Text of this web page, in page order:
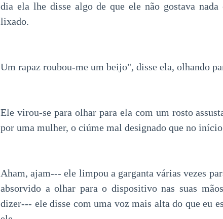
dia ela lhe disse algo de que ele não gostava
lixado.
Um rapaz roubou-me um beijo", disse ela, olhando
Ele virou-se para olhar para ela com um rosto
por uma mulher, o ciúme mal designado que no
Aham, ajam--- ele limpou a garganta várias vezes
absorvido a olhar para o dispositivo nas suas
dizer--- ele disse com uma voz mais alta do que eu